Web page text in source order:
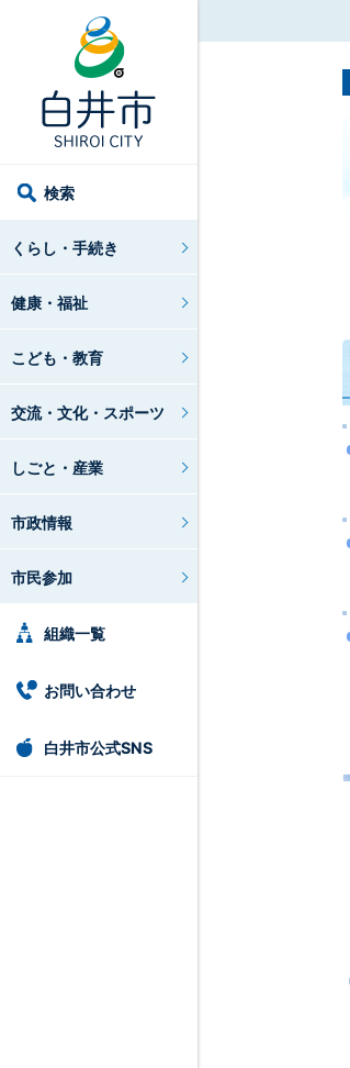
検索
くらし・手続き
健康・福祉
こども・教育
交流・文化・スポーツ
しごと・産業
市政情報
市民参加
組織一覧
お問い合わせ
白井市公式SNS